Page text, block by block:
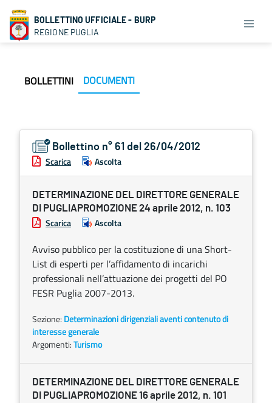
BOLLETTINO UFFICIALE - BURP
REGIONE PUGLIA
BOLLETTINI DOCUMENTI
Bollettino n° 61 del 26/04/2012
Scarica Ascolta
DETERMINAZIONE DEL DIRETTORE GENERALE
DI PUGLIAPROMOZIONE 24 aprile 2012, n. 103
Scarica Ascolta
Avviso pubblico per la costituzione di una Short-
List di esperti per l’affidamento di incarichi
professionali nell’attuazione dei progetti del PO
FESR Puglia 2007-2013.
Sezione: Determinazioni dirigenziali aventi contenuto di
interesse generale
Argomenti:Turismo
DETERMINAZIONE DEL DIRETTORE GENERALE
DI PUGLIAPROMOZIONE 16 aprile 2012, n. 101